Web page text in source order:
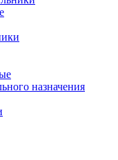
назначения